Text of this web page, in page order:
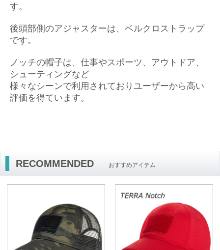
す。
後頭部側のアジャスターは、ベルクロストラップ
です。
ノッチの帽子は、仕事やスポーツ、アウトドア、
シューティングなど
様々なシーンで利用されておりユーザーから高い
評価を得ています。
RECOMMENDED おすすめアイテム